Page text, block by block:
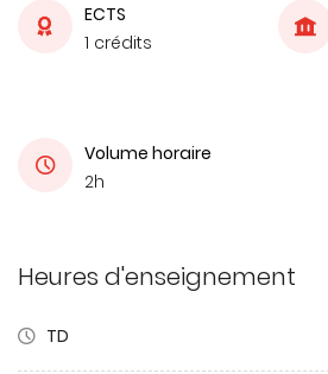
ECTS
1 crédits
Volume horaire
2h
Heures d'enseignement
TD